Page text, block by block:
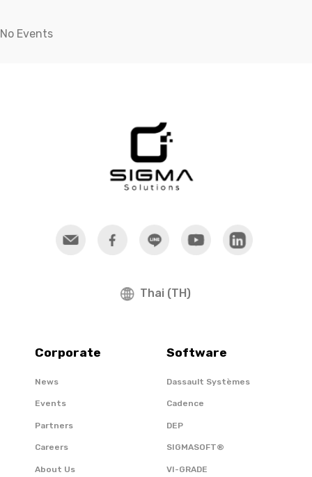
No Events
Thai (TH)
Corporate
News
Events
Partners
Careers
About Us
Software
Dassault Systèmes
Cadence
DEP
SIGMASOFT®
VI-GRADE